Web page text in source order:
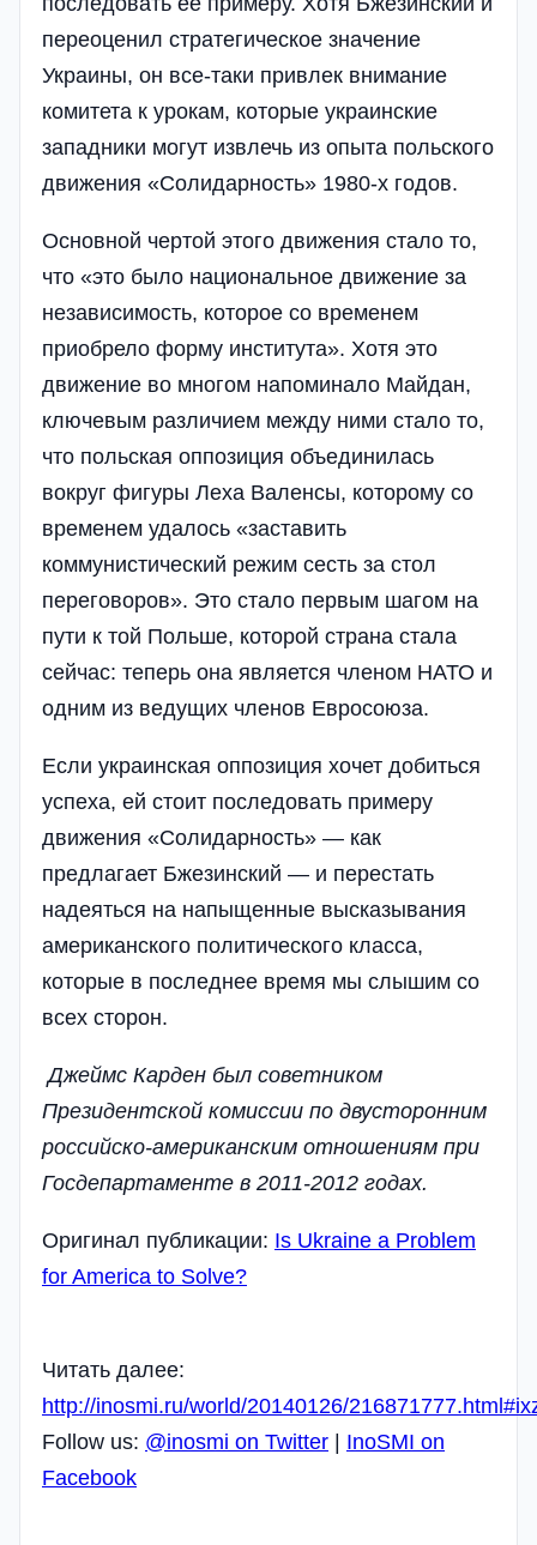
переоценил стратегическое значение
Украины, он все-таки привлек внимание
комитета к урокам, которые украинские
западники могут извлечь из опыта польского
движения «Солидарность» 1980-х годов.
Основной чертой этого движения стало то,
что «это было национальное движение за
независимость, которое со временем
приобрело форму института». Хотя это
движение во многом напоминало Майдан,
ключевым различием между ними стало то,
что польская оппозиция объединилась
вокруг фигуры Леха Валенсы, которому со
временем удалось «заставить
коммунистический режим сесть за стол
переговоров». Это стало первым шагом на
пути к той Польше, которой страна стала
сейчас: теперь она является членом НАТО и
одним из ведущих членов Евросоюза.
Если украинская оппозиция хочет добиться
успеха, ей стоит последовать примеру
движения «Солидарность» — как
предлагает Бжезинский — и перестать
надеяться на напыщенные высказывания
американского политического класса,
которые в последнее время мы слышим со
всех сторон.
Джеймс Карден был советником
Президентской комиссии по двусторонним
российско-американским отношениям при
Госдепартаменте в 2011-2012 годах.
Оригинал публикации: Is Ukraine a Problem
for America to Solve?
Читать далее:
http://inosmi.ru/world/20140126/
Follow us: @inosmi on Twitter
InoSMI on
Facebook